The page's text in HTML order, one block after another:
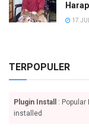
17
TERPOPULER
Plugin Install
:
installed